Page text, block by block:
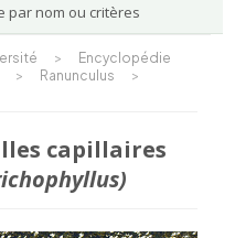
par nom ou critères
>
Encyclopédie
> Ranunculus
>
capillaires